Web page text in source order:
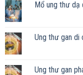
Mổ ung thư dạ
Ung thư gan di
Ung thư gan